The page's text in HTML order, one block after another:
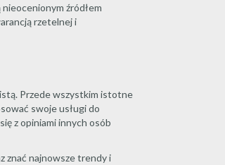
źródłem
rzetelnej i
Przede wszystkim istotne
swoje usługi do
z opiniami innych osób
znać najnowsze trendy i